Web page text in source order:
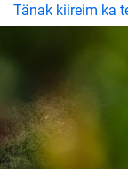
Tänak kiireim ka